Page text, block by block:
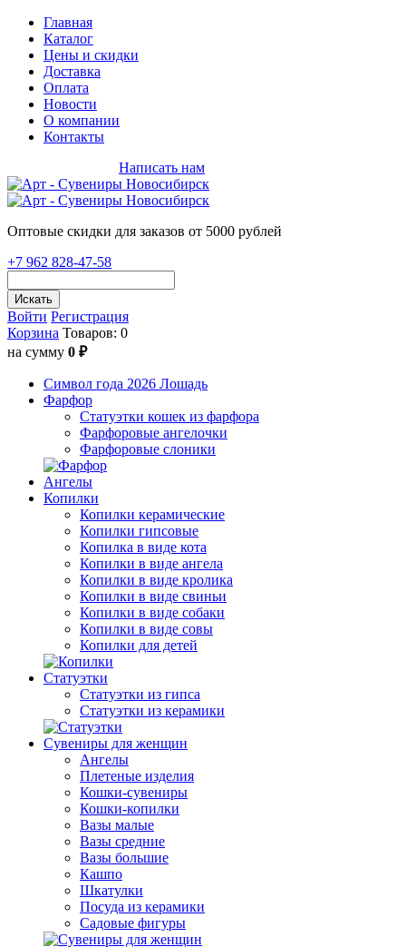
Главная
Каталог
Цены и скидки
Доставка
Оплата
Новости
О компании
Контакты
Написать нам
Оптовые скидки для заказов от 5000 рублей
+7 962 828-47-58
Искать
Войти Регистрация
Корзина Товаров: 0
на сумму 0 ₽
Символ года 2026 Лошадь
Фарфор
Статуэтки кошек из фарфора
Фарфоровые ангелочки
Фарфоровые слоники
Ангелы
Копилки
Копилки керамические
Копилки гипсовые
Копилка в виде кота
Копилки в виде ангела
Копилки в виде кролика
Копилки в виде свиньи
Копилки в виде собаки
Копилки в виде совы
Копилки для детей
Статуэтки
Статуэтки из гипса
Статуэтки из керамики
Сувениры для женщин
Ангелы
Плетеные изделия
Кошки-сувениры
Кошки-копилки
Вазы малые
Вазы средние
Вазы большие
Кашпо
Шкатулки
Посуда из керамики
Садовые фигуры